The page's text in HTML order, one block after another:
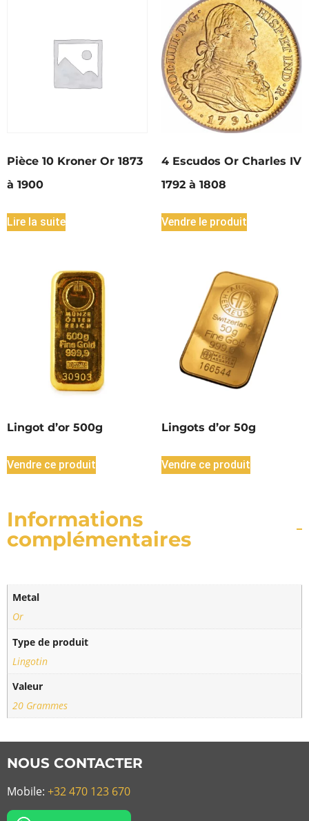
Pièce 10 Kroner Or 1873
à 1900
Lire la suite
4 Escudos Or Charles IV
1792 à 1808
Vendre le produit
Lingot d’or 500g
Vendre ce produit
Lingots d’or 50g
Vendre ce produit
Informations
complémentaires
Metal
Or
Type de produit
Lingotin
Valeur
20 Grammes
NOUS CONTACTER
Mobile: +32 470 123 670